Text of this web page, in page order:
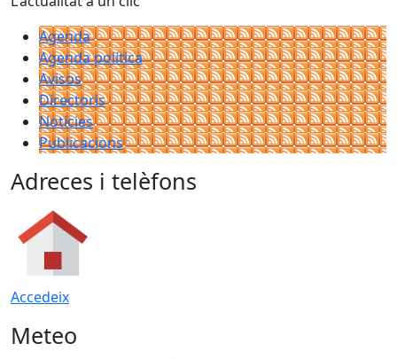
Agenda
Agenda política
Avisos
Directoris
Notícies
Publicacions
Adreces i telèfons
Accedeix
Meteo